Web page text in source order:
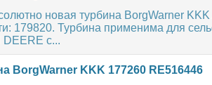
новая турбина BorgWarner
179820. Турбина применима для
DEERE с...
BorgWarner KKK 177260 RE516446